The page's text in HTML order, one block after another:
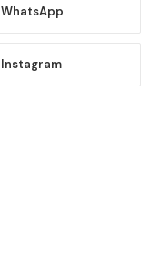
WhatsApp
Instagram